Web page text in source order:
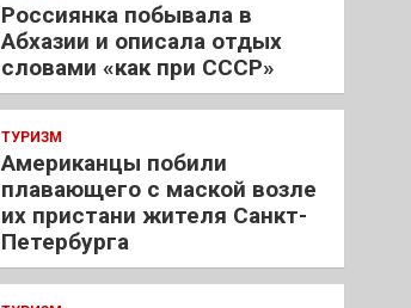
Россиянка побывала в
Абхазии и описала отдых
словами «как при СССР»
ТУРИЗМ
Американцы побили
плавающего с маской возле
их пристани жителя Санкт-
Петербурга